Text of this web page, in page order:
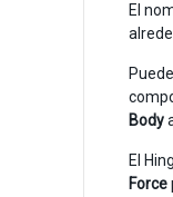
El
Body
El
Force